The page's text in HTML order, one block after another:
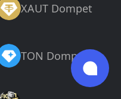
XAUT Dompet
TON Dompet